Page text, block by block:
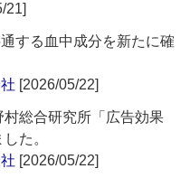
21]
する血中成分を新たに確
[2026/05/22]
村総合研究所「広告効果
た。
[2026/05/22]